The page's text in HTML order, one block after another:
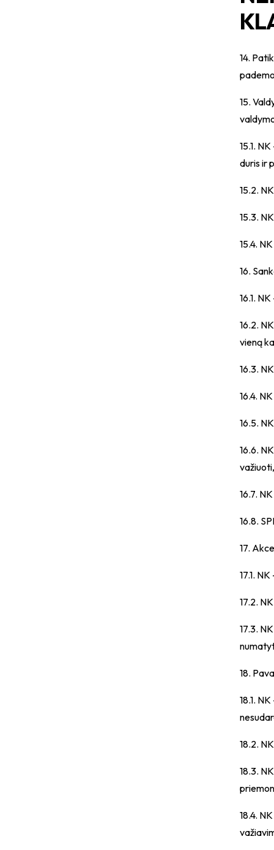
14.
15.
15.1.
duris ir
15.2.
15.3.
15.4.
16.
16.1.
16.2.
vieną
16.3.
16.4.
16.5.
16.6.
16.7.
16.8.
17.
17.1.
17.2.
17.3.
18.
18.1.
18.2.
18.3.
18.4.